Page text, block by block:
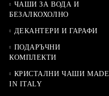
ЧАШИ ЗА ВОДА И
БЕЗАЛКОХОЛНО
ДЕКАНТЕРИ И ГАРАФИ
ПОДАРЪЧНИ
КОМПЛЕКТИ
КРИСТАЛНИ ЧАШИ MADE
IN ITALY